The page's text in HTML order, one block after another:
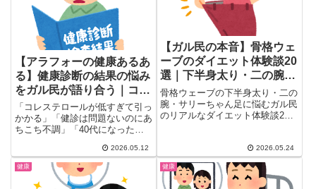
【アラフォーの健康あるあ
る】健康診断の結果の悩み
をガル民が語り合う｜コレ
ステロール・血圧・脂肪肝
の共感リアルトーク
「コレステロールが低すぎて引っ
かかる」「健診は問題ないのにあ
ちこち不調」「40代になったら
2026.05.12
【ガル民の本音】骨格ウェ
ーブのダイエット体験談20
選｜下半身太り・二の腕・
運動法まとめ
骨格ウェーブの下半身太り・二の
腕・サリーちゃん足に悩むガル民
のリアルなダイエット体験談20
法から、食事制限との組み合わせ
まで、骨格ウェーブ特有の悩みに
答えます。3ヶ月で10kg減の成功
体験も紹介。
2026.05.24
健康 健康